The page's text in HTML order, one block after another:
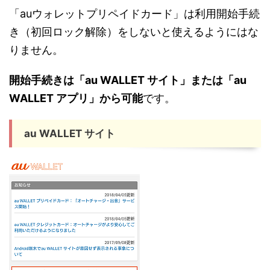
「auウォレットプリペイドカード」は利用開始手続
き（初回ロック解除）をしないと使えるようにはな
りません。
開始手続きは「au WALLET サイト」または「au
WALLET アプリ」から可能です。
au WALLET サイト